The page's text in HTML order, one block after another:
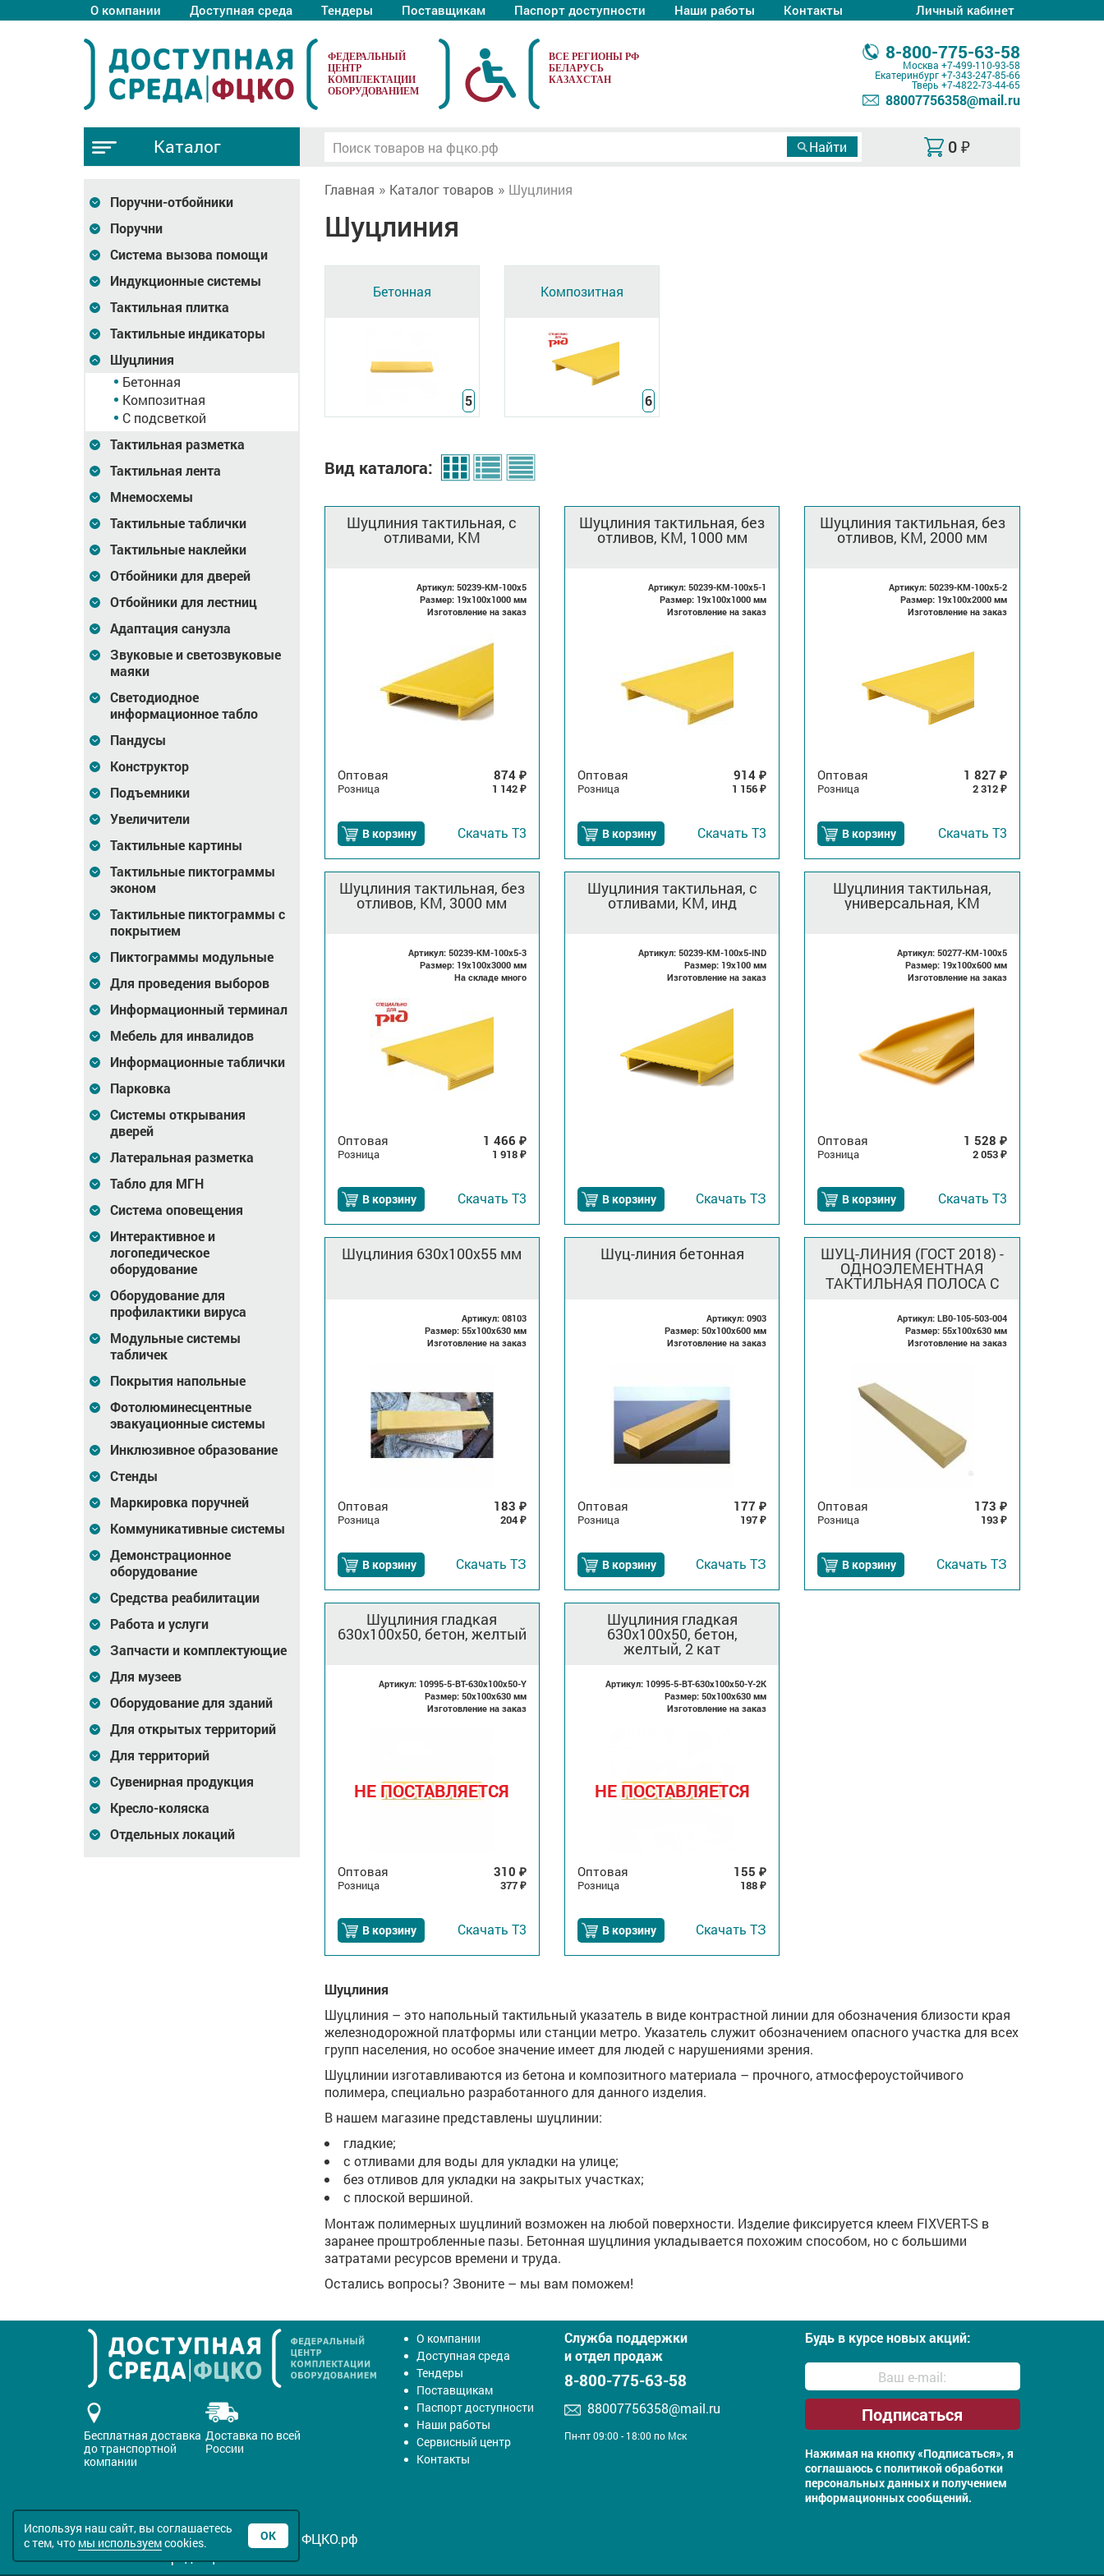
О компании Доступная среда Тендеры Поставщикам Паспорт доступности Наши работы Контакты Личный кабинет
ФЕДЕРАЛЬНЫЙ
ЦЕНТР
КОМПЛЕКТАЦИИ
ОБОРУДОВАНИЕМ
8-800-775-63-58
Москва +7-499-110-93-58
Екатеринбург+7-343-247-85-66
Тверь +7-4822-73-44-65
88007756358@mail.ru
0 ₽
Каталог
Поручни-отбойники
Поручни
Система вызова помощи
Индукционные системы
Тактильная плитка
Тактильные индикаторы
Шуцлиния
Бетонная
Композитная
С подсветкой
Тактильная разметка
Тактильная лента
Мнемосхемы
Тактильные таблички
Тактильные наклейки
Отбойники для дверей
Отбойники для лестниц
Адаптация санузла
Звуковые и светозвуковые
маяки
Светодиодное
информационное табло
Пандусы
Конструктор
Подъемники
Увеличители
Тактильные картины
Тактильные пиктограммы
эконом
Тактильные пиктограммы с
покрытием
Пиктограммы модульные
Для проведения выборов
Информационный терминал
Мебель для инвалидов
Информационные таблички
Парковка
Системы открывания
дверей
Латеральная разметка
Табло для МГН
Система оповещения
Интерактивное и
логопедическое
оборудование
Оборудование для
профилактики вируса
Модульные системы
табличек
Покрытия напольные
Фотолюминесцентные
эвакуационные системы
Инклюзивное образование
Стенды
Маркировка поручней
Коммуникативные системы
Демонстрационное
оборудование
Средства реабилитации
Работа и услуги
Запчасти и комплектующие
Для музеев
Оборудование для зданий
Для открытых территорий
Для территорий
Сувенирная продукция
Кресло-коляска
Отдельных локаций
Главная Каталог товаров Шуцлиния
Шуцлиния
Бетонная
5
Композитная
6
Вид каталога:
Шуцлиния тактильная, с
отливами, КМ
Артикул: 50239-KM-100x5
Размер: 19x100x1000 мм
Изготовление на заказ
Оптовая 874 ₽
Розница 1 142 ₽
В корзину Скачать Т3
Шуцлиния тактильная, без
отливов, КМ, 1000 мм
Артикул: 50239-KM-100x5-1
Размер: 19x100x1000 мм
Изготовление на заказ
Оптовая 914₽
Розница 1 156₽
В корзину СкачатьТ3
Шуцлиния тактильная, без
отливов, КМ, 2000 мм
Артикул: 50239-KM-100x5-2
Размер: 19x100x2000 мм
Изготовление на заказ
Оптовая 1 827 ₽
Розница 2 312 ₽
В корзину Скачать Т3
Шуцлиния тактильная, без
отливов, КМ, 3000 мм
Артикул: 50239-KM-100x5-3
Размер: 19x100x3000 мм
На складе много
Оптовая 1 466 ₽
Розница 1 918 ₽
В корзину Скачать Т3
Шуцлиния тактильная, с
отливами, КМ, инд
Артикул: 50239-KM-100x5-IND
Размер: 19x100 мм
Изготовление на заказ
В корзину СкачатьТЗ
Шуцлиния тактильная,
универсальная, КМ
Артикул: 50277-KM-100x5
Размер: 19x100x600 мм
Изготовление на заказ
Оптовая 1 528 ₽
Розница 2 053 ₽
В корзину Скачать Т3
Шуцлиния 630x100х55 мм
Артикул: 08103
Размер: 55x100x630 мм
Изготовление на заказ
Оптовая 183 ₽
Розница 204 ₽
В корзину Скачать ТЗ
Шуц-линия бетонная
Артикул: 0903
Размер: 50x100x600 мм
Изготовление на заказ
Оптовая 177₽
Розница 197₽
В корзину СкачатьТЗ
ШУЦ-ЛИНИЯ (ГОСТ 2018) -
ОДНОЭЛЕМЕНТНАЯ
ТАКТИЛЬНАЯ ПОЛОСА С
Артикул: LB0-105-503-004
Размер: 55x100x630 мм
Изготовление на заказ
Оптовая 173 ₽
Розница 193 ₽
В корзину Скачать ТЗ
Шуцлиния гладкая
630х100х50, бетон, желтый
Артикул: 10995-5-BT-630x100x50-Y
Размер: 50x100x630 мм
Изготовление на заказ
НЕ ПОСТАВЛЯЕТСЯ
Оптовая 310 ₽
Розница 377 ₽
В корзину Скачать Т3
Шуцлиния гладкая
630х100х50, бетон,
желтый, 2 кат
Артикул: 10995-5-BT-630x100x50-Y-2K
Размер: 50x100x630 мм
Изготовление на заказ
НЕ ПОСТАВЛЯЕТСЯ
Оптовая 155₽
Розница 188₽
В корзину СкачатьТЗ
Шуцлиния
Шуцлиния – это напольный тактильный указатель в виде контрастной линии для обозначения близости края
железнодорожной платформы или станции метро. Указатель служит обозначением опасного участка для всех
групп населения, но особое значение имеет для людей с нарушениями зрения.
Шуцлинии изготавливаются из бетона и композитного материала – прочного, атмосфероустойчивого
полимера, специально разработанного для данного изделия.
В нашем магазине представлены шуцлинии:
гладкие;
с отливами для воды для укладки на улице;
без отливов для укладки на закрытых участках;
с плоской вершиной.
Монтаж полимерных шуцлиний возможен на любой поверхности. Изделие фиксируется клеем FIXVERT-S в
заранее проштробленные пазы. Бетонная шуцлиния укладывается похожим способом, но с большими
затратами ресурсов времени и труда.
Остались вопросы? Звоните – мы вам поможем!
Бесплатная доставка
до транспортной
компании
Доставка по всей
России
О компании
Доступная среда
Тендеры
Поставщикам
Паспорт доступности
Наши работы
Сервисный центр
Контакты
Служба поддержки
и отдел продаж
8-800-775-63-58
88007756358@mail.ru
Пн-пт 09:00 - 18:00 по Мск
Будь в курсе новых акций:
Нажимая на кнопку «Подписаться», я
соглашаюсь сполитикой обработки
персональных данных и получением
информационных сообщений.
Все права защищены © 2016-2026 ФЦКО.рф
Политика конфиденциальности
Используя наш сайт, вы соглашаетесь
с тем, что мы используемcookies. ОК